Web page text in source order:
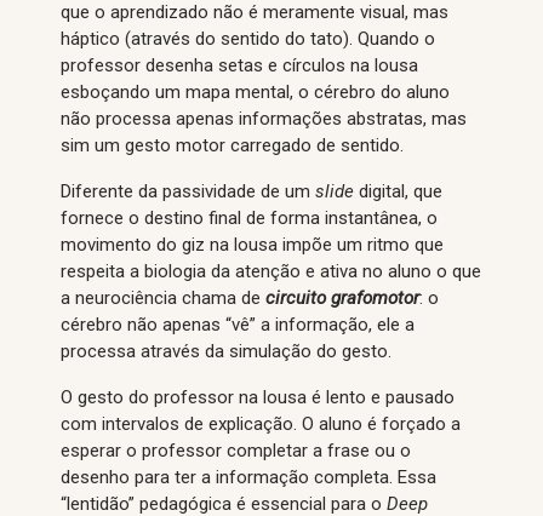
que o aprendizado não é meramente visual, mas
háptico (através do sentido do tato). Quando o
professor desenha setas e círculos na lousa
esboçando um mapa mental, o cérebro do aluno
não processa apenas informações abstratas, mas
sim um gesto motor carregado de sentido.
Diferente da passividade de um slide digital, que
fornece o destino final de forma instantânea, o
movimento do giz na lousa impõe um ritmo que
respeita a biologia da atenção e ativa no aluno o que
a neurociência chama de circuito grafomotor: o
cérebro não apenas “vê” a informação, ele a
processa através da simulação do gesto.
O gesto do professor na lousa é lento e pausado
com intervalos de explicação. O aluno é forçado a
esperar o professor completar a frase ou o
desenho para ter a informação completa. Essa
“lentidão” pedagógica é essencial para o Deep